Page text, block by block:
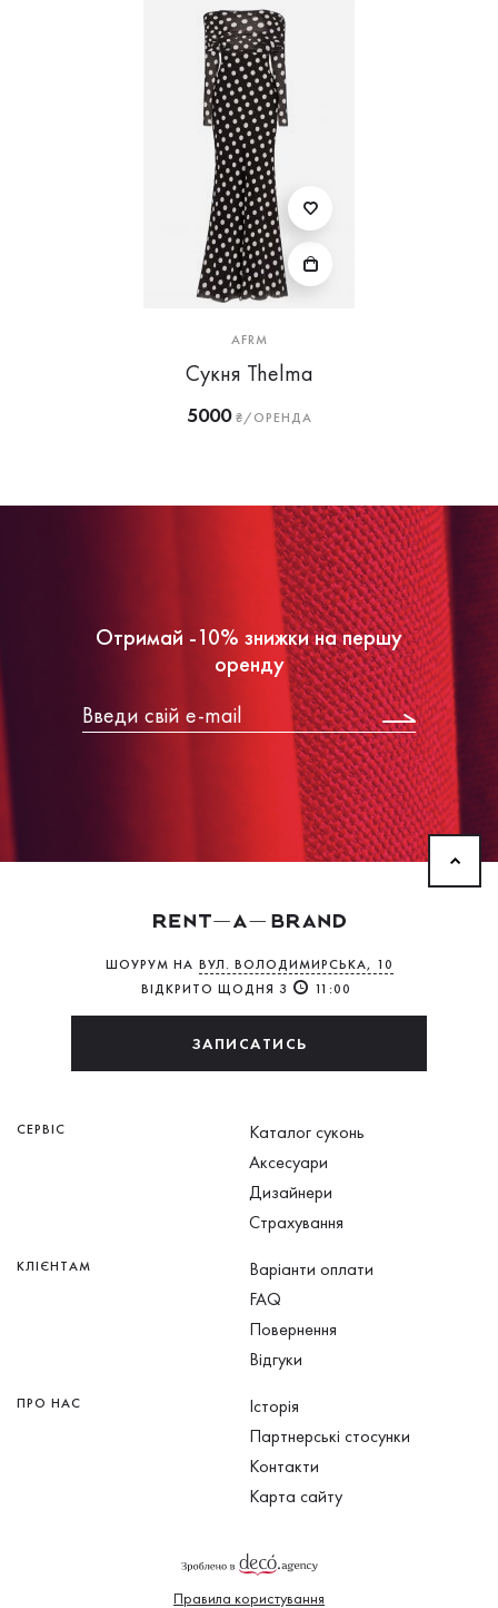
AFRM
Сукня Thelma
5000₴/ОРЕНДА
Отримай -10% знижки на першу
оренду
ШОУРУМ НА ВУЛ. ВОЛОДИМИРСЬКА, 10
ВІДКРИТО ЩОДНЯ З
11:00
ЗАПИСАТИСЬ
СЕРВІС
Каталог суконь
Аксесуари
Дизайнери
Страхування
КЛІЄНТАМ
Варіанти оплати
FAQ
Повернення
Відгуки
ПРО НАС
Історія
Партнерські стосунки
Контакти
Карта сайту
Правила користування